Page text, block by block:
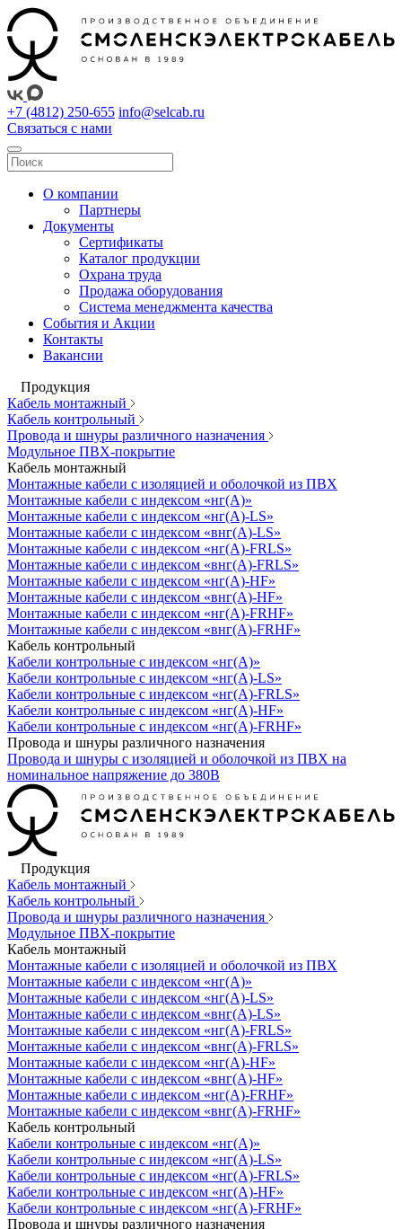
+7 (4812) 250-655 info@selcab.ru
Связаться с нами
О компании
Партнеры
Документы
Сертификаты
Каталог продукции
Охрана труда
Продажа оборудования
Система менеджмента качества
События и Акции
Контакты
Вакансии
Продукция
Кабель монтажный
Кабель контрольный
Провода и шнуры различного назначения
Модульное ПВХ-покрытие
Кабель монтажный
Монтажные кабели с изоляцией и оболочкой из ПВХ
Монтажные кабели с индексом «нг(А)»
Монтажные кабели с индексом «нг(А)-LS»
Монтажные кабели с индексом «внг(А)-LS»
Монтажные кабели с индексом «нг(А)-FRLS»
Монтажные кабели с индексом «внг(А)-FRLS»
Монтажные кабели с индексом «нг(А)-HF»
Монтажные кабели с индексом «внг(А)-HF»
Монтажные кабели с индексом «нг(А)-FRHF»
Монтажные кабели с индексом «внг(А)-FRHF»
Кабель контрольный
Кабели контрольные с индексом «нг(А)»
Кабели контрольные с индексом «нг(А)-LS»
Кабели контрольные с индексом «нг(А)-FRLS»
Кабели контрольные с индексом «нг(А)-HF»
Кабели контрольные с индексом «нг(А)-FRHF»
Провода и шнуры различного назначения
Провода и шнуры с изоляцией и оболочкой из ПВХ на
номинальное напряжение до 380В
Продукция
Кабель монтажный
Кабель контрольный
Провода и шнуры различного назначения
Модульное ПВХ-покрытие
Кабель монтажный
Монтажные кабели с изоляцией и оболочкой из ПВХ
Монтажные кабели с индексом «нг(А)»
Монтажные кабели с индексом «нг(А)-LS»
Монтажные кабели с индексом «внг(А)-LS»
Монтажные кабели с индексом «нг(А)-FRLS»
Монтажные кабели с индексом «внг(А)-FRLS»
Монтажные кабели с индексом «нг(А)-HF»
Монтажные кабели с индексом «внг(А)-HF»
Монтажные кабели с индексом «нг(А)-FRHF»
Монтажные кабели с индексом «внг(А)-FRHF»
Кабель контрольный
Кабели контрольные с индексом «нг(А)»
Кабели контрольные с индексом «нг(А)-LS»
Кабели контрольные с индексом «нг(А)-FRLS»
Кабели контрольные с индексом «нг(А)-HF»
Кабели контрольные с индексом «нг(А)-FRHF»
Провода и шнуры различного назначения